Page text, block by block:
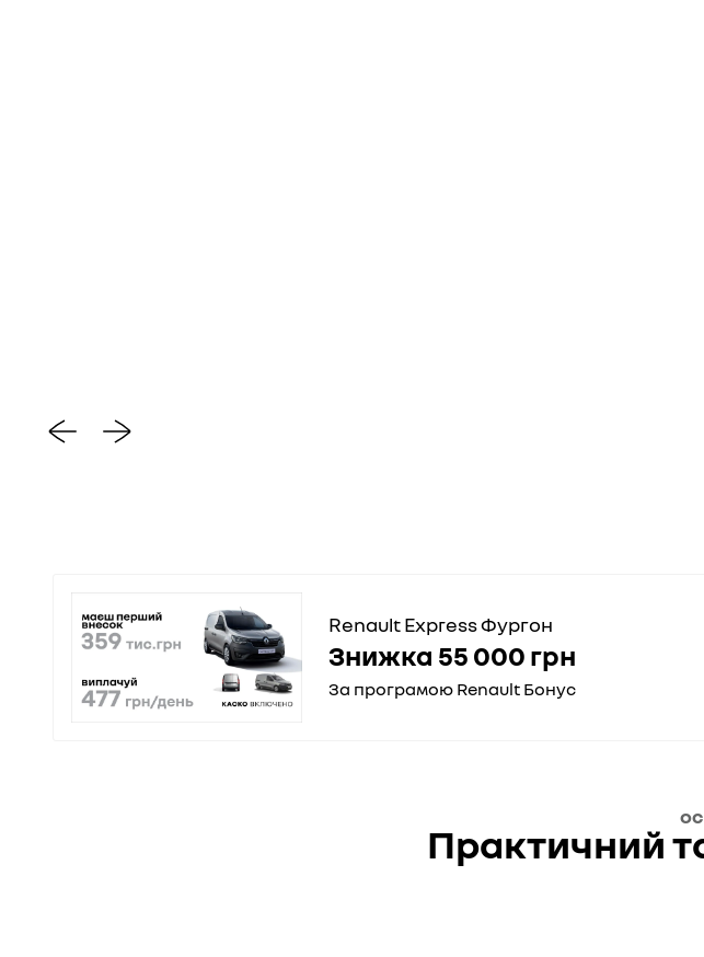
Renault Express Фургон
Знижка 55 000 грн
За програмою Renault Бонус
Практичний